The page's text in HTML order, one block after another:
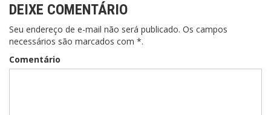
DEIXE COMENTÁRIO
Seu endereço de e-mail não será publicado. Os campos
necessários são marcados com *.
Comentário